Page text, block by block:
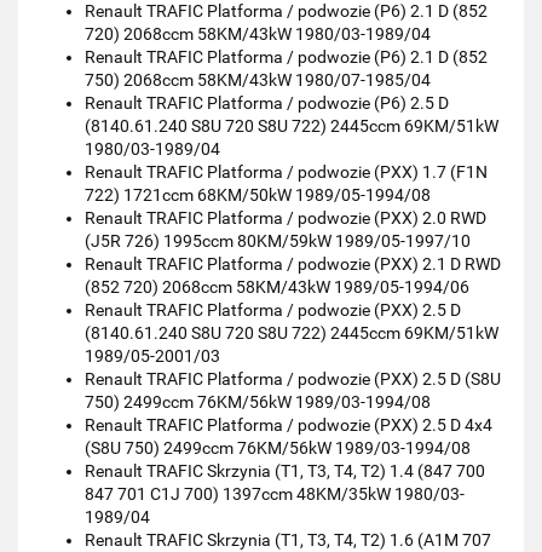
Renault TRAFIC Platforma / podwozie (P6) 2.1 D (852
720) 2068ccm 58KM/43kW 1980/03-1989/04
Renault TRAFIC Platforma / podwozie (P6) 2.1 D (852
750) 2068ccm 58KM/43kW 1980/07-1985/04
Renault TRAFIC Platforma / podwozie (P6) 2.5 D
(8140.61.240 S8U 720 S8U 722) 2445ccm 69KM/51kW
1980/03-1989/04
Renault TRAFIC Platforma / podwozie (PXX) 1.7 (F1N
722) 1721ccm 68KM/50kW 1989/05-1994/08
Renault TRAFIC Platforma / podwozie (PXX) 2.0 RWD
(J5R 726) 1995ccm 80KM/59kW 1989/05-1997/10
Renault TRAFIC Platforma / podwozie (PXX) 2.1 D RWD
(852 720) 2068ccm 58KM/43kW 1989/05-1994/06
Renault TRAFIC Platforma / podwozie (PXX) 2.5 D
(8140.61.240 S8U 720 S8U 722) 2445ccm 69KM/51kW
1989/05-2001/03
Renault TRAFIC Platforma / podwozie (PXX) 2.5 D (S8U
750) 2499ccm 76KM/56kW 1989/03-1994/08
Renault TRAFIC Platforma / podwozie (PXX) 2.5 D 4x4
(S8U 750) 2499ccm 76KM/56kW 1989/03-1994/08
Renault TRAFIC Skrzynia (T1, T3, T4, T2) 1.4 (847 700
847 701 C1J 700) 1397ccm 48KM/35kW 1980/03-
1989/04
Renault TRAFIC Skrzynia (T1, T3, T4, T2) 1.6 (A1M 707